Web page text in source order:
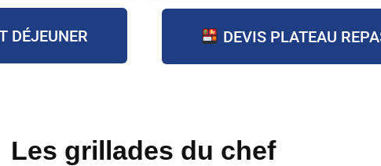
DÉJEUNER DEVIS PLATEAU
Les grillades du chef